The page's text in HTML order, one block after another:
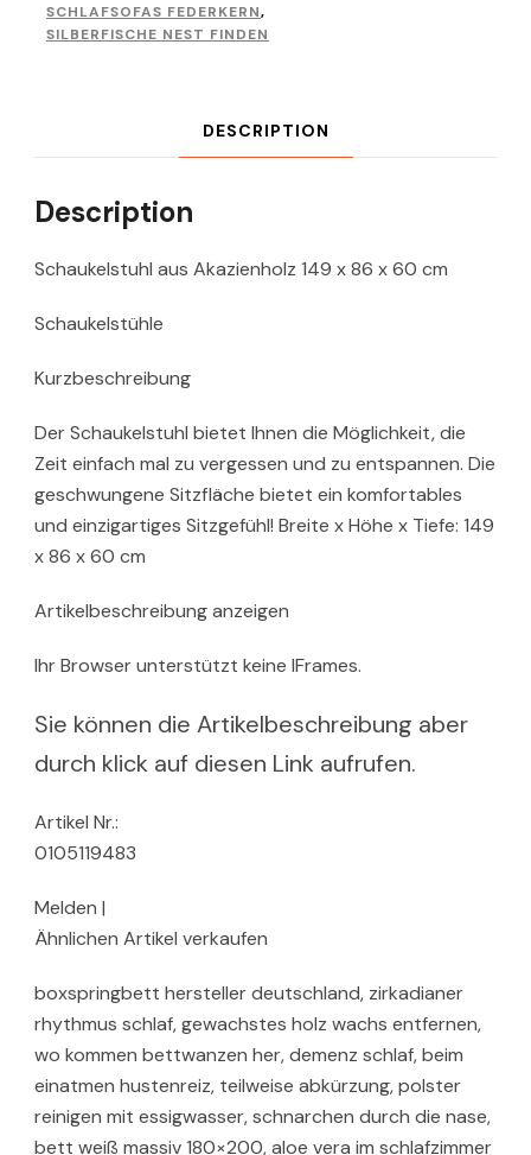
SCHLAFSOFAS FEDERKERN,
SILBERFISCHE NEST FINDEN
DESCRIPTION
Description
Schaukelstuhl aus Akazienholz 149 x 86 x 60 cm
Schaukelstühle
Kurzbeschreibung
Der Schaukelstuhl bietet Ihnen die Möglichkeit, die
Zeit einfach mal zu vergessen und zu entspannen. Die
geschwungene Sitzfläche bietet ein komfortables
und einzigartiges Sitzgefühl! Breite x Höhe x Tiefe: 149
x 86 x 60 cm
Artikelbeschreibung anzeigen
Ihr Browser unterstützt keine IFrames.
Sie können die Artikelbeschreibung aber
durch klick auf diesen Link aufrufen.
Artikel Nr.:
0105119483
Melden |
Ähnlichen Artikel verkaufen
boxspringbett hersteller deutschland, zirkadianer
rhythmus schlaf, gewachstes holz wachs entfernen,
wo kommen bettwanzen her, demenz schlaf, beim
einatmen hustenreiz, teilweise abkürzung, polster
reinigen mit essigwasser, schnarchen durch die nase,
bett weiß massiv 180×200, aloe vera im schlafzimmer